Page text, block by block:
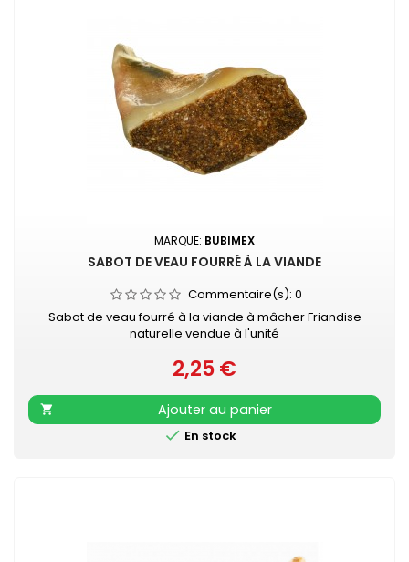
MARQUE: BUBIMEX
SABOT DE VEAU FOURRÉ À LA VIANDE
Commentaire(s): 0
Sabot de veau fourré à la viande à mâcher Friandise
naturelle vendue à l'unité
Prix
2,25 €

Ajouter au panier
 En stock